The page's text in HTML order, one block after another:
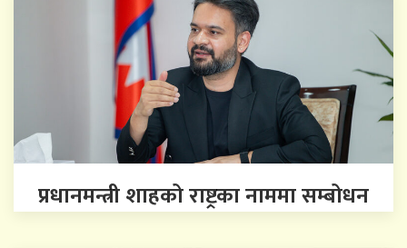
प्रधानमन्त्री शाहको राष्ट्रका नाममा सम्बोधन